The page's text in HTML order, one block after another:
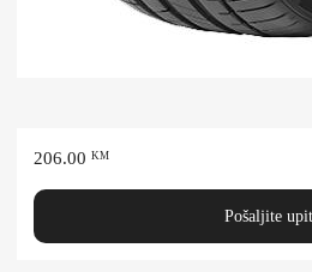
206.00 KM
Pošaljite upit